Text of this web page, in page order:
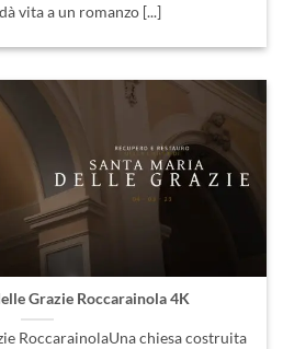
vita a un romanzo [...]
Grazie Roccarainola 4K
RoccarainolaUna chiesa costruita